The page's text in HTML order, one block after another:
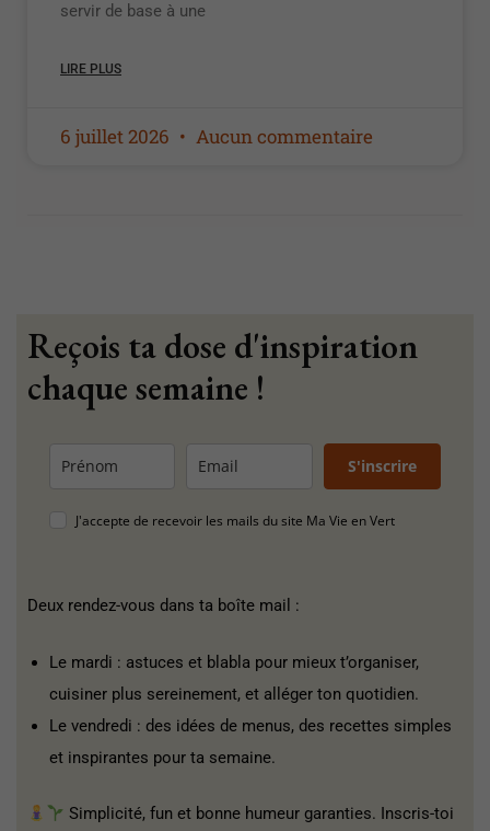
servir de base à une
LIRE PLUS
6 juillet 2026 Aucun commentaire
Reçois ta dose d'inspiration
chaque semaine !
S'inscrire
J'accepte de recevoir les mails du site Ma Vie en Vert
Deux rendez-vous dans ta boîte mail :
Le mardi : astuces et blabla pour mieux t’organiser,
cuisiner plus sereinement, et alléger ton quotidien.
Le vendredi : des idées de menus, des recettes simples
et inspirantes pour ta semaine.
Simplicité, fun et bonne humeur garanties. Inscris-toi